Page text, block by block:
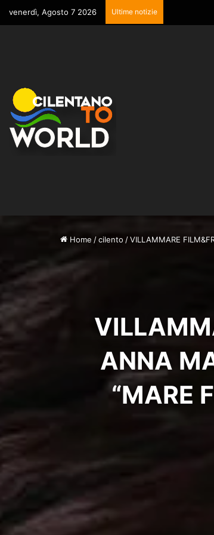
venerdì, Agosto 7 2026 Ultime notizie
Home / cilento / VILLAMMARE
ANNA
“MARE